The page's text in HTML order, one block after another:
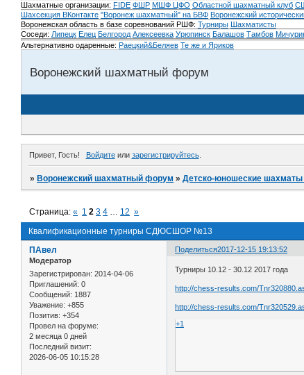
Шахматные организации: FIDE ФШР МШФ ЦФО Областной шахматный клуб
Шахсекция ВКонтакте "Воронеж шахматный" на БВФ Воронежский
Воронежская область в базе соревнований РШФ: Турниры Шахматисты
Соседи: Липецк Елец Белгород Алексеевка Урюпинск Балашов Тамбов
Альтернативно одаренные: Раецкий&Беляев Те же и Яриков
Воронежский шахматный форум
Привет, Гость! Войдитеили зарегистрируйтесь.
»Воронежский шахматный форум »Детско-юношеские шахматы
Квалификационные турниры СДЮСШОР №13
Страница:« 1 2 3 4 … 12 »
Поделиться2017-12-15 19:13:52
ПАвел
Модератор
Зарегистрирован: 2014-04-06
Приглашений: 0
Сообщений: 1887
Уважение: +855
Позитив: +354
Провел на форуме:
2 месяца 0 дней
Последний визит:
2026-06-05 10:15:28
Турниры 10.12 - 30.12 2017 года
http://chess-results.com/
http://chess-results.com/
+1